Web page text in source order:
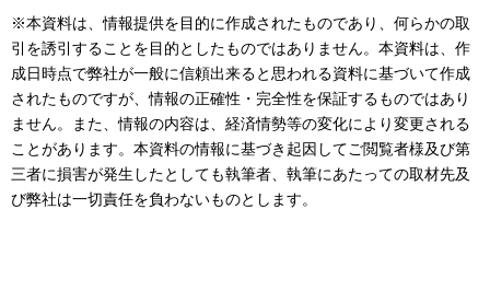
※本資料は、情報提供を目的に作成されたものであり、何らかの取
引を誘引することを目的としたものではありません。本資料は、作
成日時点で弊社が一般に信頼出来ると思われる資料に基づいて作成
されたものですが、情報の正確性・完全性を保証するものではあり
ません。また、情報の内容は、経済情勢等の変化により変更される
ことがあります。本資料の情報に基づき起因してご閲覧者様及び第
三者に損害が発生したとしても執筆者、執筆にあたっての取材先及
び弊社は一切責任を負わないものとします。